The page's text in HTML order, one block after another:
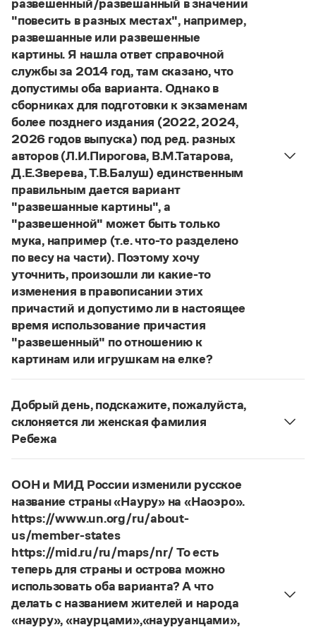
Словари русского языка как государственного
Справочники
Правила русской орфографии и пунктуации
Русский язык. Краткий теоретический курс
для школьников
Письмовник
Справочник по пунктуации
Словарь-справочник трудностей
Справочник по фразеологии
Азбучные истины
Словарь-справочник непростые слова
Все справочники портала
Журнал
Новости и события
Статьи
Монологи
Интервью
Лекции и подкасты
Рекомендуем
Учебник Грамоты
Интерактивные упражнения: от простого к сложному
Скороговорки
Издательство
Словари
Научпоп
Учебники и справочники
Все книги
Управление в русском языке
Словарь русских имён
Словарь методических терминов
Правила русской орфографии и пунктуации
(1956)
развешенный/развешанный в значении
"повесить в разных местах", например,
развешанные или развешенные
картины. Я нашла ответ справочной
службы за 2014 год, там сказано, что
допустимы оба варианта. Однако в
сборниках для подготовки к экзаменам
более позднего издания (2022, 2024,
2026 годов выпуска) под ред. разных
авторов (Л.И.Пирогова, В.М.Татарова,
Д.Е.Зверева, Т.В.Балуш) единственным
правильным дается вариант
"развешанные картины", а
"развешенной" может быть только
мука, например (т.е. что-то разделено
по весу на части). Поэтому хочу
уточнить, произошли ли какие-то
изменения в правописании этих
причастий и допустимо ли в настоящее
время использование причастия
"развешенный" по отношению к
картинам или игрушкам на елке?
Нашответ2014 года по-прежнему актуален.
то игнорируют рекомендации нормативных
словарей русского языка, в которых указан глагол
развесить
развешенный) со значением «повесить в разных
местах (несколько, много предметов)». Ср.:
Я знаю, что на стенах своей квартиры вы
развесили разные географические карты
(И. С. Тургенев, Бретер). И эти карты, безусловно,
развешены.
Страница ответа
Добрый день, подскажите, пожалуйста,
склоняется ли женская фамилия
Ребежа
ФамилияРебежасклоняется (и мужская,
Страница ответа
ООН и МИД России изменили русское
название страны «Науру» на «Наоэро».
https://www.un.org/ru/about-
us/member-states
https://mid.ru/ru/maps/nr/ То есть
теперь для страны и острова можно
использовать оба варианта? А что
делать с названием жителей и народа
«науру», «наурцами»,«науруанцами»,